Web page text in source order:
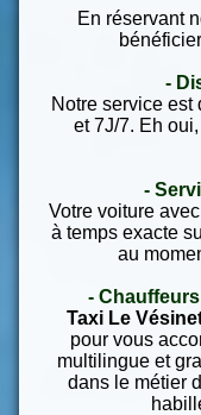
En réservant
-
Notre service est
et 7J/7. Eh
-
Votre voiture
à temps exacte
au
-
Taxi Le
pour vous
multilingue et
dans le métier